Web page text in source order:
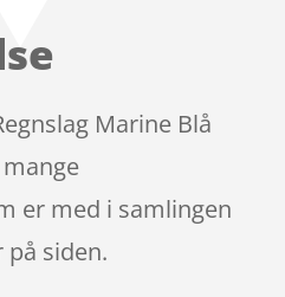
Marine Blå
er med i samlingen
siden.